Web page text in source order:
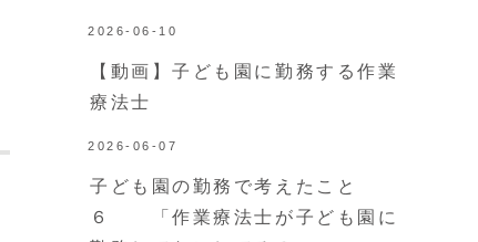
2026-06-10
【動画】子ども園に勤務する作業
療法士
2026-06-07
子ども園の勤務で考えたこと
６ 「作業療法士が子ども園に